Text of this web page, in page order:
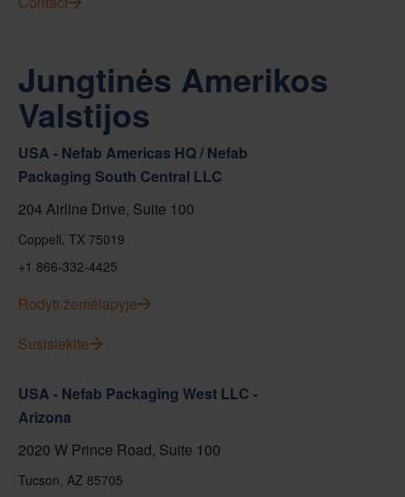
Jungtinės Amerikos
Valstijos
USA - Nefab Americas HQ / Nefab
Packaging South Central LLC
204 Airline Drive, Suite 100
Coppell, TX 75019
+1 866-332-4425
Rodyti žemėlapyje
Susisiekite
USA - Nefab Packaging West LLC -
Arizona
2020 W Prince Road, Suite 100
Tucson, AZ 85705